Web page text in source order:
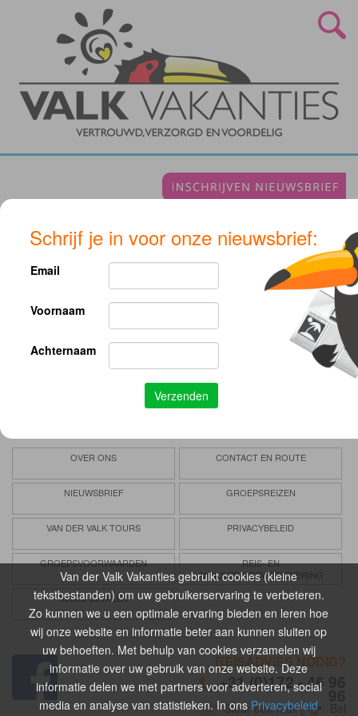
Schrijf je in voor onze nieuwsbrief:
Email
Voornaam
Achternaam
Van der Valk Vakanties gebruikt cookies (kleine
tekstbestanden) om uw gebruikerservaring te verbeteren.
Zo kunnen we u een optimale ervaring bieden en leren hoe
wij onze website en informatie beter aan kunnen sluiten op
uw behoeften. Met behulp van cookies verzamelen wij
informatie over uw gebruik van onze website. Deze
informatie delen we met partners voor adverteren, social
media en analyse van statistieken. In ons Privacybeleid
Costa del Sol
Helaas voldoet geen van onze reizen aan uw zoekcriteria, pas uw
Vertrouwd
OVER ONS CONTACT EN ROUTE
NIEUWSBRIEF GROEPSREIZEN
VAN DER VALK TOURS PRIVACYBELEID
GROEPSVOORWAARDEN
REIS- EN
ANNULERINGSVERZEKERING
VEILIG BETALEN
REISADVIES NODIG?
+31 (0)172 - 46 96
Stuur een mail|